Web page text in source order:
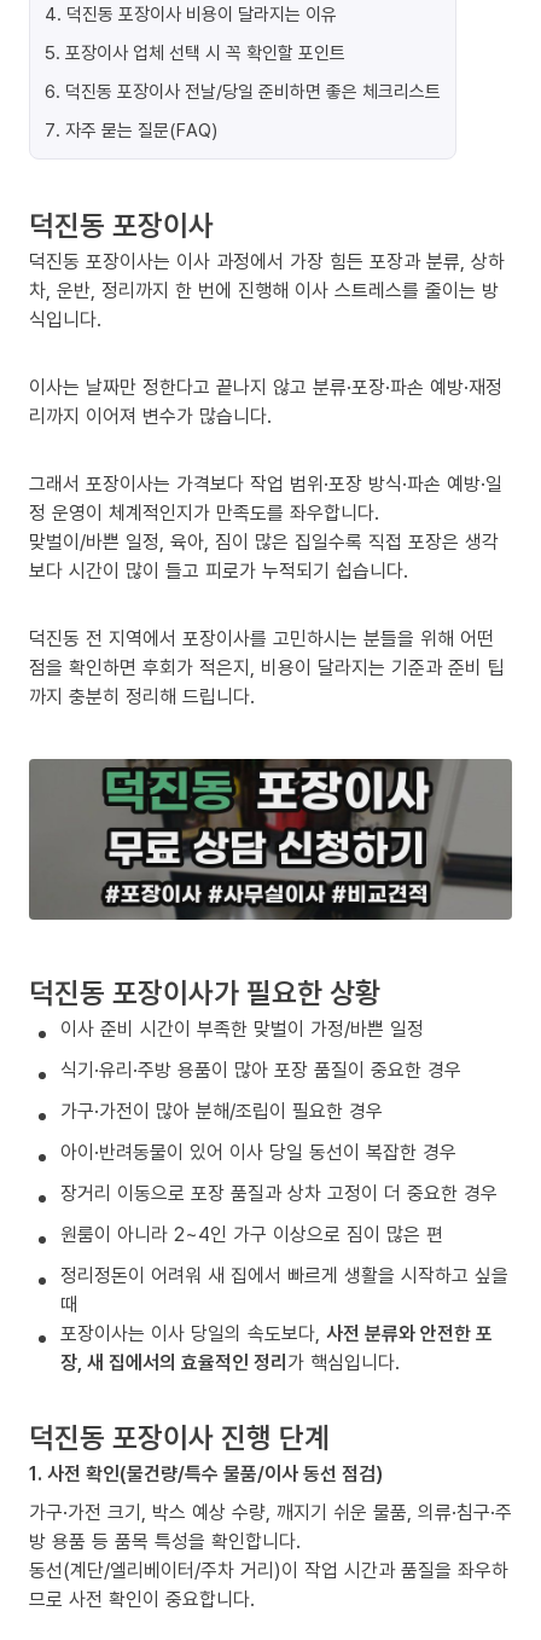
4. 덕진동 포장이사 비용이 달라지는 이유
5. 포장이사 업체 선택 시 꼭 확인할 포인트
6. 덕진동 포장이사 전날/당일 준비하면 좋은 체크리스트
7. 자주 묻는 질문(FAQ)
덕진동 포장이사
덕진동 포장이사는 이사 과정에서 가장 힘든 포장과 분류, 상하
차, 운반, 정리까지 한 번에 진행해 이사 스트레스를 줄이는 방
식입니다.
이사는 날짜만 정한다고 끝나지 않고 분류·포장·파손 예방·재정
리까지 이어져 변수가 많습니다.
그래서 포장이사는 가격보다 작업 범위·포장 방식·파손 예방·일
정 운영이 체계적인지가 만족도를 좌우합니다.
맞벌이/바쁜 일정, 육아, 짐이 많은 집일수록 직접 포장은 생각
보다 시간이 많이 들고 피로가 누적되기 쉽습니다.
덕진동 전 지역에서 포장이사를 고민하시는 분들을 위해 어떤
점을 확인하면 후회가 적은지, 비용이 달라지는 기준과 준비 팁
까지 충분히 정리해 드립니다.
덕진동 포장이사가 필요한 상황
이사 준비 시간이 부족한 맞벌이 가정/바쁜 일정
식기·유리·주방 용품이 많아 포장 품질이 중요한 경우
가구·가전이 많아 분해/조립이 필요한 경우
아이·반려동물이 있어 이사 당일 동선이 복잡한 경우
장거리 이동으로 포장 품질과 상차 고정이 더 중요한 경우
원룸이 아니라 2~4인 가구 이상으로 짐이 많은 편
정리정돈이 어려워 새 집에서 빠르게 생활을 시작하고 싶을
때
포장이사는 이사 당일의 속도보다, 사전 분류와 안전한 포
장, 새 집에서의 효율적인 정리가 핵심입니다.
덕진동 포장이사 진행 단계
1. 사전 확인(물건량/특수 물품/이사 동선 점검)
가구·가전 크기, 박스 예상 수량, 깨지기 쉬운 물품, 의류·침구·주
방 용품 등 품목 특성을 확인합니다.
동선(계단/엘리베이터/주차 거리)이 작업 시간과 품질을 좌우하
므로 사전 확인이 중요합니다.